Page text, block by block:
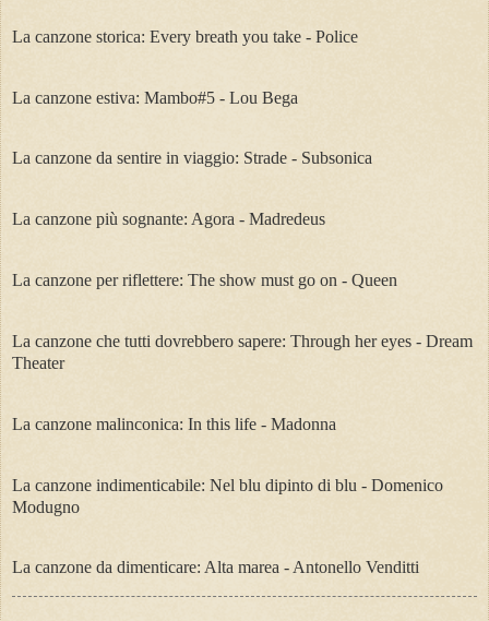
La canzone storica: Every breath you take - Police
La canzone estiva: Mambo#5 - Lou Bega
La canzone da sentire in viaggio: Strade - Subsonica
La canzone più sognante: Agora - Madredeus
La canzone per riflettere: The show must go on - Queen
La canzone che tutti dovrebbero sapere: Through her eyes - Dream
Theater
La canzone malinconica: In this life - Madonna
La canzone indimenticabile: Nel blu dipinto di blu - Domenico
Modugno
La canzone da dimenticare: Alta marea - Antonello Venditti